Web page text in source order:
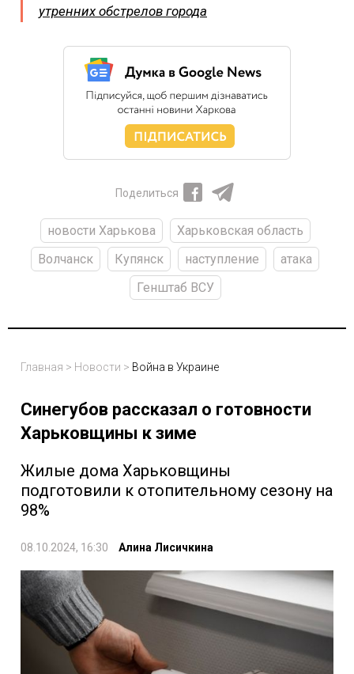
утренних обстрелов города
Поделиться
новости Харькова
Харьковская область
Волчанск
Купянск наступление
атака
Генштаб ВСУ
Главная > Новости > Война в Украине
Синегубов рассказал о готовности
Харьковщины к зиме
Жилые дома Харьковщины
подготовили к отопительному сезону на
98%
08.10.2024, 16:30 Алина Лисичкина